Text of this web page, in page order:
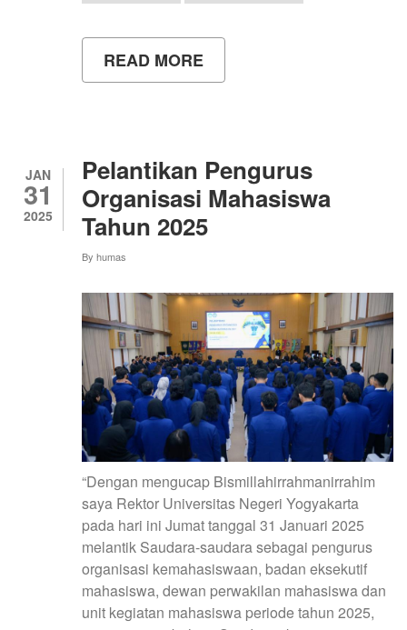
READ MORE
UNY
MELALUI
SELEKSI
TILAWATIL
QUR’AN
2025
JAN
31
2025
Pelantikan Pengurus
Organisasi Mahasiswa
Tahun 2025
By humas
“Dengan mengucap Bismillahirrahmanirrahim
saya Rektor Universitas Negeri Yogyakarta
pada hari ini Jumat tanggal 31 Januari 2025
melantik Saudara-saudara sebagai pengurus
organisasi kemahasiswaan, badan eksekutif
mahasiswa, dewan perwakilan mahasiswa dan
unit kegiatan mahasiswa periode tahun 2025,